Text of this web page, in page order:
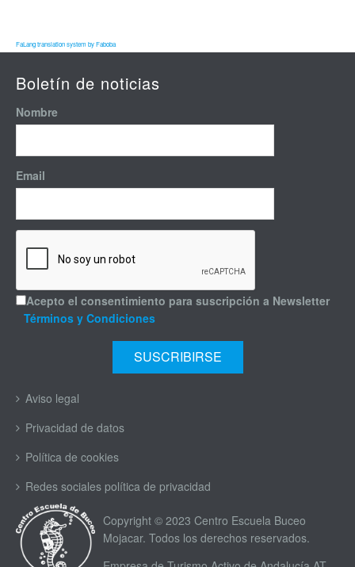
FaLang translation system by Faboba
Boletín de noticias
Nombre
Email
Acepto el consentimiento para suscripción a Newsletter
Términos y Condiciones
Aviso legal
Privacidad de datos
Política de cookies
Redes sociales política de privacidad
Copyright © 2023 Centro Escuela Buceo
Mojacar. Todos los derechos reservados.